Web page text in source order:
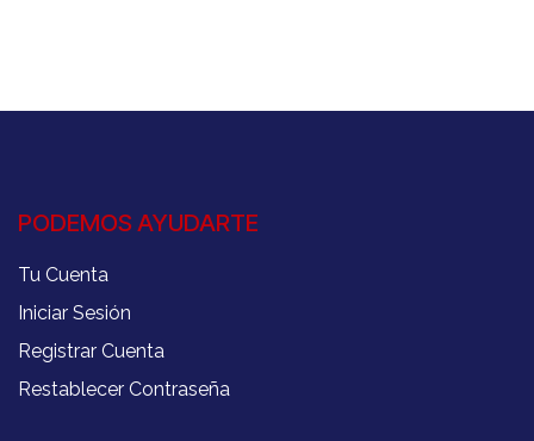
PODEMOS AYUDARTE
Tu Cuenta
Iniciar Sesión
Registrar Cuenta
Restablecer Contraseña